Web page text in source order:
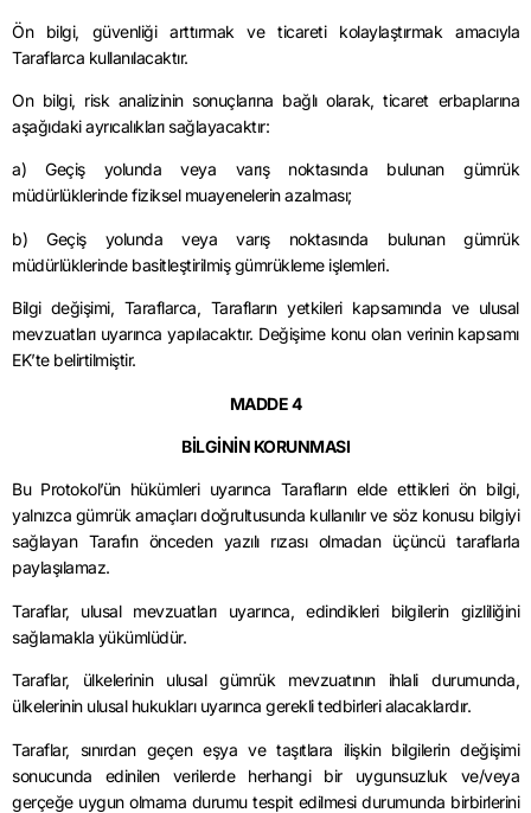
Ön bilgi, güvenliği arttırmak ve ticareti kolaylaştırmak amacıyla
Taraflarca kullanılacaktır.
On bilgi, risk analizinin sonuçlarına bağlı olarak, ticaret erbaplarına
aşağıdaki ayrıcalıkları sağlayacaktır:
a) Geçiş yolunda veya varış noktasında bulunan gümrük
müdürlüklerinde fiziksel muayenelerin azalması;
b) Geçiş yolunda veya varış noktasında bulunan gümrük
müdürlüklerinde basitleştirilmiş gümrükleme işlemleri.
Bilgi değişimi, Taraflarca, Tarafların yetkileri kapsamında ve ulusal
mevzuatları uyarınca yapılacaktır. Değişime konu olan verinin kapsamı
EK’te belirtilmiştir.
MADDE 4
BİLGİNİN KORUNMASI
Bu Protokol’ün hükümleri uyarınca Tarafların elde ettikleri ön bilgi,
yalnızca gümrük amaçları doğrultusunda kullanılır ve söz konusu bilgiyi
sağlayan Tarafın önceden yazılı rızası olmadan üçüncü taraflarla
paylaşılamaz.
Taraflar, ulusal mevzuatları uyarınca, edindikleri bilgilerin gizliliğini
sağlamakla yükümlüdür.
Taraflar, ülkelerinin ulusal gümrük mevzuatının ihlali durumunda,
ülkelerinin ulusal hukukları uyarınca gerekli tedbirleri alacaklardır.
Taraflar, sınırdan geçen eşya ve taşıtlara ilişkin bilgilerin değişimi
sonucunda edinilen verilerde herhangi bir uygunsuzluk ve/veya
gerçeğe uygun olmama durumu tespit edilmesi durumunda birbirlerini